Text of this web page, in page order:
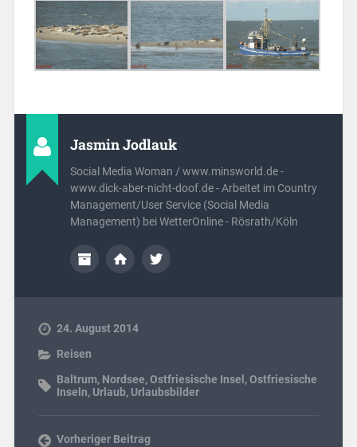
Jasmin Jodlauk
Social Media Woman / www.minsworld.de -
www.dick-aber-nicht-doof.de - Arbeitet im Country
Management/User Service (Social Media
Management) bei WetterOnline - Rösrath/Köln
24. August 2014
Reisen
Baltrum, Nordsee,Ostfriesische Insel ,Ostfriesische
Inseln, Urlaub, Urlaubsbilder
Vorheriger Beitrag